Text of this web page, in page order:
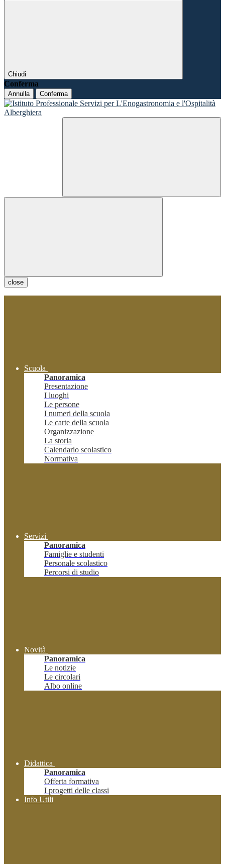
Chiudi
Conferma
Annulla Conferma
close
Scuola
Panoramica
Presentazione
I luoghi
Le persone
I numeri della scuola
Le carte della scuola
Organizzazione
La storia
Calendario scolastico
Normativa
Servizi
Panoramica
Famiglie e studenti
Personale scolastico
Percorsi di studio
Novità
Panoramica
Le notizie
Le circolari
Albo online
Didattica
Panoramica
Offerta formativa
I progetti delle classi
Info Utili